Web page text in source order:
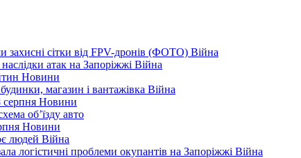
сітки від FPV-дронів (ФОТО) Війна
атак на Запоріжжі Війна
Новини
магазин і вантажівка Війна
серпня Новини
об’їзду авто
Новини
людей Війна
логістичні проблеми окупантів на Запоріжжі Війна